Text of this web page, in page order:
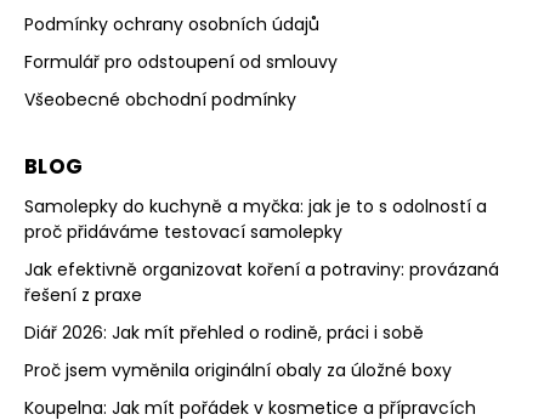
Podmínky ochrany osobních údajů
Formulář pro odstoupení od smlouvy
Všeobecné obchodní podmínky
BLOG
Samolepky do kuchyně a myčka: jak je to s odolností a
proč přidáváme testovací samolepky
Jak efektivně organizovat koření a potraviny: provázaná
řešení z praxe
Diář 2026: Jak mít přehled o rodině, práci i sobě
Proč jsem vyměnila originální obaly za úložné boxy
Koupelna: Jak mít pořádek v kosmetice a přípravcích